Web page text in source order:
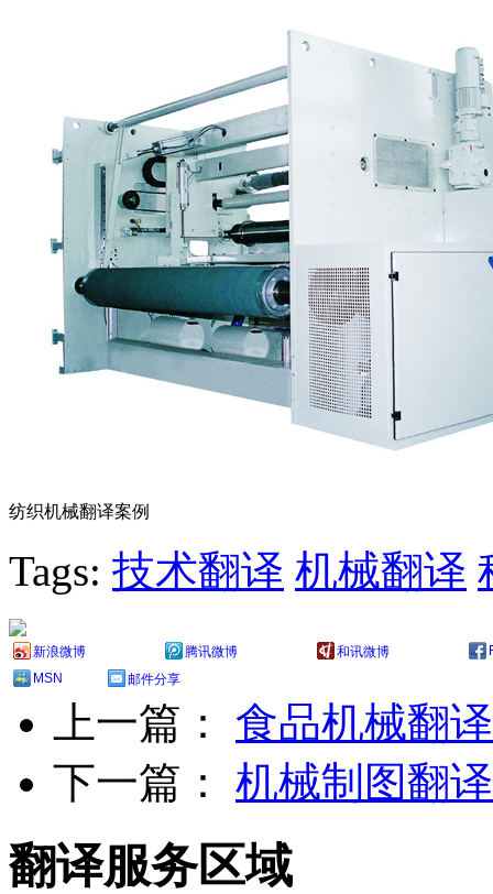
纺织机械翻译案例
Tags: 技术翻译 机械翻译
新浪微博 腾讯微博 和讯微博
MSN
邮件分享
上一篇： 食品机械翻译
下一篇： 机械制图翻译
翻译服务区域